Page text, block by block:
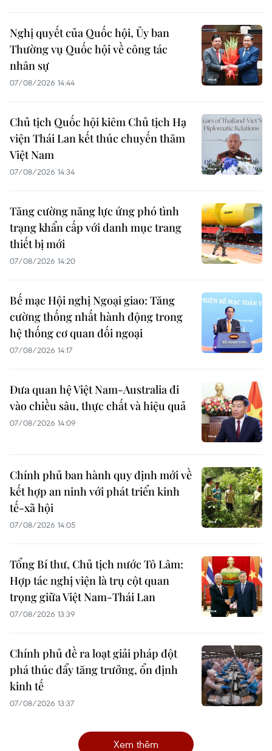
Nghị quyết của Quốc hội, Ủy ban
Thường vụ Quốc hội về công tác
nhân sự
07/08/2026 14:44
Chủ tịch Quốc hội kiêm Chủ tịch Hạ
viện Thái Lan kết thúc chuyến thăm
Việt Nam
07/08/2026 14:34
Tăng cường năng lực ứng phó tình
trạng khẩn cấp với danh mục trang
thiết bị mới
07/08/2026 14:20
Bế mạc Hội nghị Ngoại giao: Tăng
cường thống nhất hành động trong
hệ thống cơ quan đối ngoại
07/08/2026 14:17
Đưa quan hệ Việt Nam-Australia đi
vào chiều sâu, thực chất và hiệu quả
07/08/2026 14:09
Chính phủ ban hành quy định mới về
kết hợp an ninh với phát triển kinh
tế-xã hội
07/08/2026 14:05
Tổng Bí thư, Chủ tịch nước Tô Lâm:
Hợp tác nghị viện là trụ cột quan
trọng giữa Việt Nam-Thái Lan
07/08/2026 13:39
Chính phủ đề ra loạt giải pháp đột
phá thúc đẩy tăng trưởng, ổn định
kinh tế
07/08/2026 13:37
Xem thêm